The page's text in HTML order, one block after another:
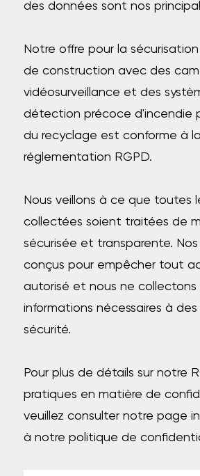
des données sont nos
Notre offre pour la
de construction avec des
vidéosurveillance et des
détection précoce d'incendie
du recyclage est conforme à la
réglementation RGPD.
Nous veillons à ce que toutes
collectées soient traitées de
sécurisée et transparente.
conçus pour empêcher tout
autorisé et nous ne collectons
informations nécessaires à des
sécurité.
Pour plus de détails sur notre
pratiques en matière de
veuillez consulter notre page
à notre politique de